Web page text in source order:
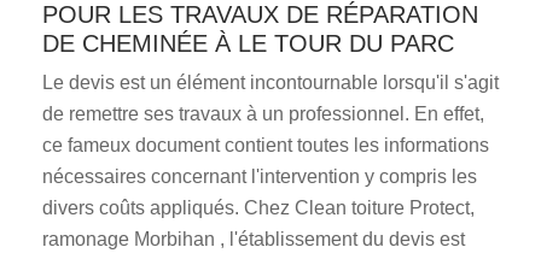
POUR LES TRAVAUX DE RÉPARATION
DE CHEMINÉE À LE TOUR DU PARC
Le devis est un élément incontournable lorsqu'il s'agit
de remettre ses travaux à un professionnel. En effet,
ce fameux document contient toutes les informations
nécessaires concernant l'intervention y compris les
divers coûts appliqués. Chez Clean toiture Protect,
ramonage Morbihan , l'établissement du devis est